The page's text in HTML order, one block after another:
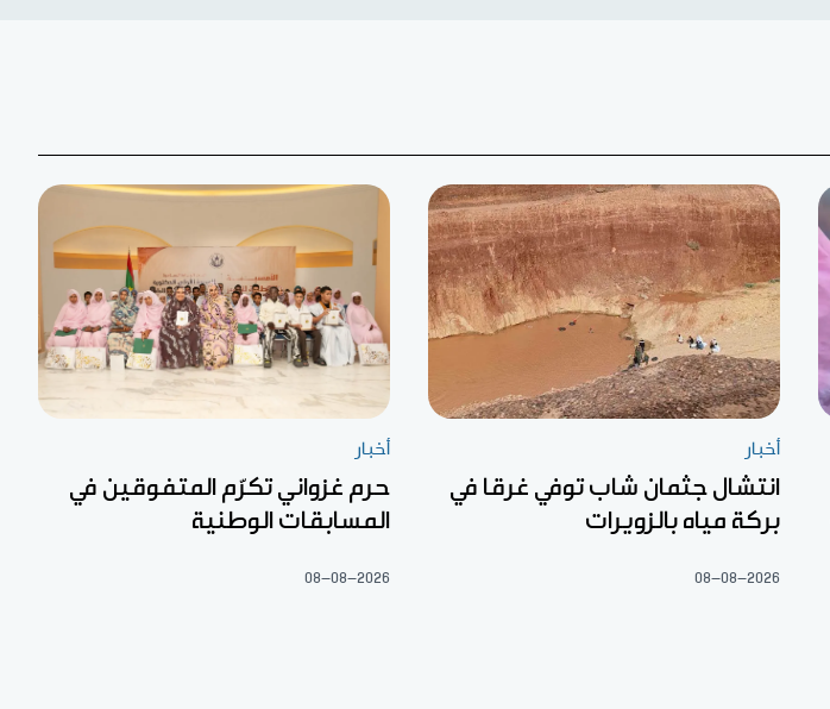
أخبار
انتشال جثمان شاب توفي غرقا في
بركة مياه بالزويرات
08-08-2026
أخبار
حرم غزواني تكرّم المتفوقين في
المسابقات الوطنية
08-08-2026